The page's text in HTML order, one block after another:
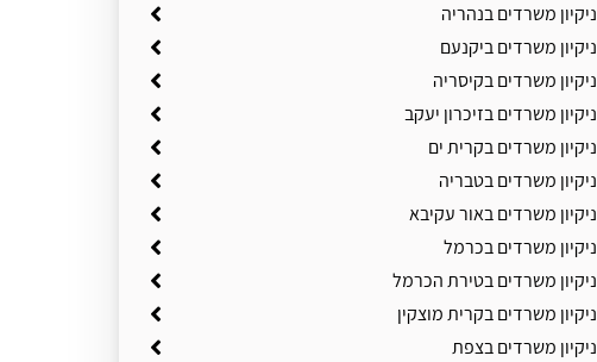
ניקיון משרדים בנהריה
ניקיון משרדים ביקנעם
ניקיון משרדים בקיסריה
ניקיון משרדים בזיכרון יעקב
ניקיון משרדים בקרית ים
ניקיון משרדים בטבריה
ניקיון משרדים באור עקיבא
ניקיון משרדים בכרמל
ניקיון משרדים בטירת הכרמל
ניקיון משרדים בקרית מוצקין
ניקיון משרדים בצפת